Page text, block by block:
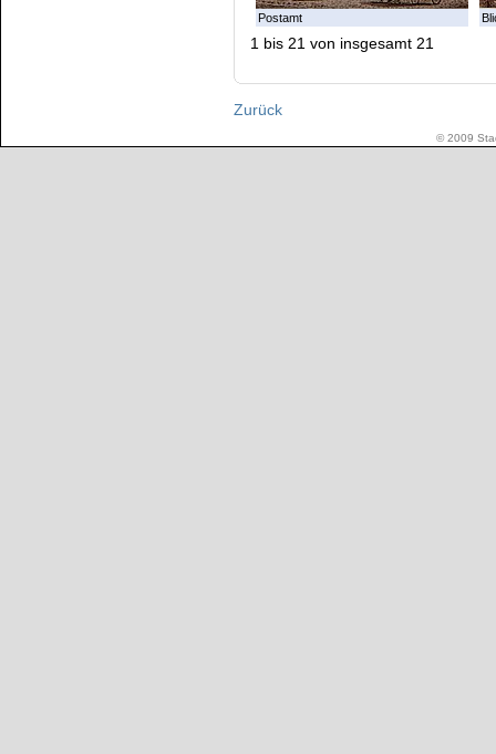
Postamt
1 bis 21 von insgesamt 21
Zurück
© 2009